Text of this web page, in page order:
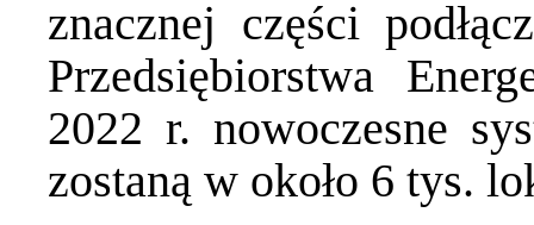
znacznej części
Przedsiębiorstwa
2022 r. nowoczesne
zostaną w około 6 tys.